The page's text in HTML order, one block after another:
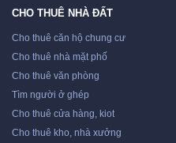
CHO THUÊ NHÀ ĐẤT
Cho thuê căn hộ chung cư
Cho thuê nhà mặt phố
Cho thuê văn phòng
Tìm người ở ghép
Cho thuê cửa hàng, kiot
Cho thuê kho, nhà xưởng